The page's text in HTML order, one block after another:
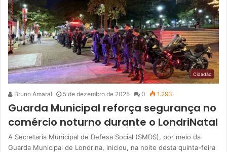
Cidadão
Bruno Amaral 5 de dezembro de 2025 0 1.293
Guarda Municipal reforça segurança no
comércio noturno durante o LondriNatal
A Secretaria Municipal de Defesa Social (SMDS), por meio da
Guarda Municipal de Londrina, iniciou, na noite desta quinta-feira